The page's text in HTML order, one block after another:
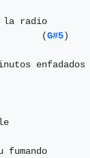
la radio
(G#5)
enfadados